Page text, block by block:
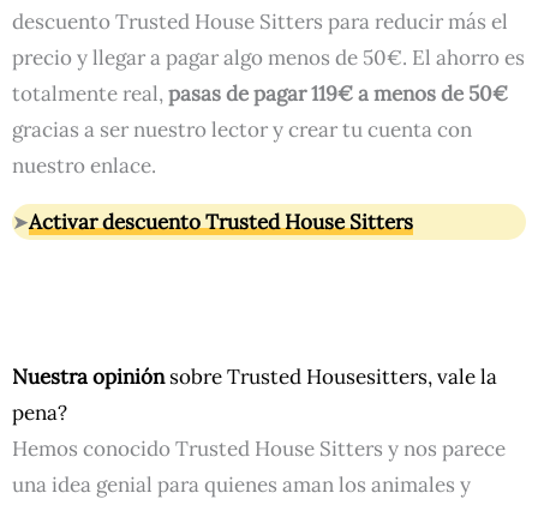
descuento Trusted House Sitters para reducir más el
precio y llegar a pagar algo menos de 50€. El ahorro es
totalmente real,pasas de pagar 119€ a menos de 50€
gracias a ser nuestro lector y crear tu cuenta con
nuestro enlace.
➤Activar descuento Trusted House Sitters
Nuestra opiniónsobre Trusted Housesitters, vale la
pena?
Hemos conocido Trusted House Sitters y nos parece
una idea genial para quienes aman los animales y